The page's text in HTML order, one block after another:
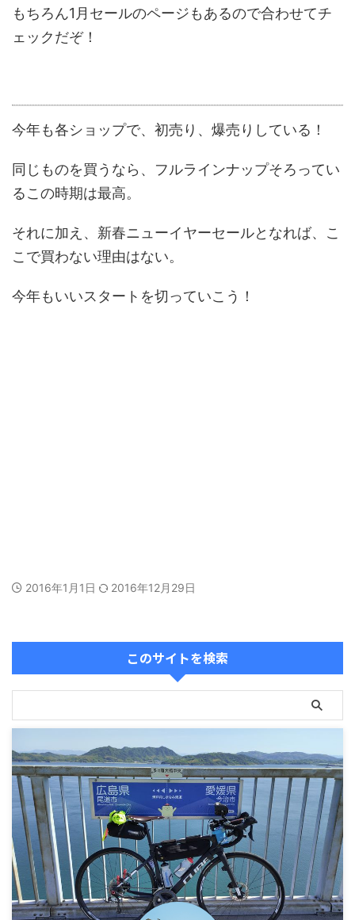
もちろん1月セールのページもあるので合わせてチ
ェックだぞ！
今年も各ショップで、初売り、爆売りしている！
同じものを買うなら、フルラインナップそろってい
るこの時期は最高。
それに加え、新春ニューイヤーセールとなれば、こ
こで買わない理由はない。
今年もいいスタートを切っていこう！
2016年1月1日 2016年12月29日
このサイトを検索